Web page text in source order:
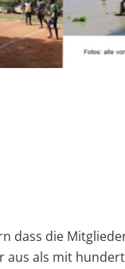
dass die
als mit